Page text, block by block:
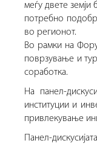
меѓу двете земји
потребно
во регионот.
Во рамки на
поврзување и
соработка.
На панел-
институции и
привлекување
Панел-